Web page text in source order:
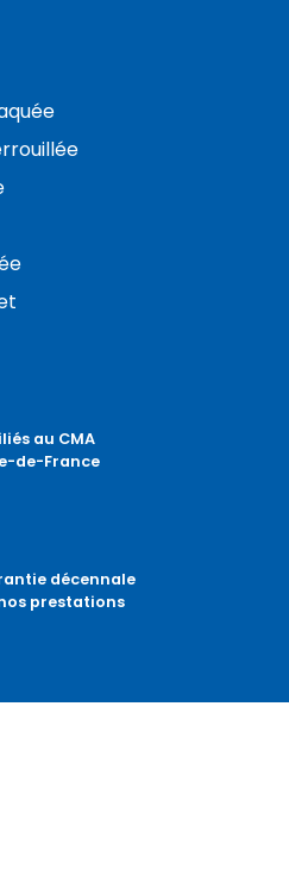
au CMA
de-France
décennale
prestations